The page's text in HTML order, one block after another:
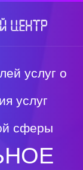
услуг о
услуг
сферы